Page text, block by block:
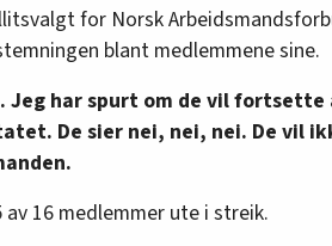
for Norsk
blant medlemmene sine.
Jeg har spurt om de vil
De sier nei, nei, nei. De vil
av 16 medlemmer ute i streik.